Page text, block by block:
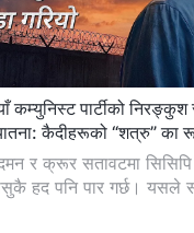
कम्युनिस्ट पार्टीको
कैदीहरूको “शत्रु” का
र क्रूर सतावटमा
हद पनि पार गर्छ। यसले
सक्छ। यो तथ्य सबैका लागि